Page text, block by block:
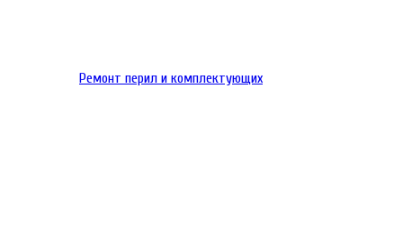
Ремонт перил и комплектующих